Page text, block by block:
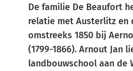
De familie De Beaufort
relatie met Austerlitz en
omstreeks 1850 bij
(1799-1866). Arnout Jan
landbouwschool aan de